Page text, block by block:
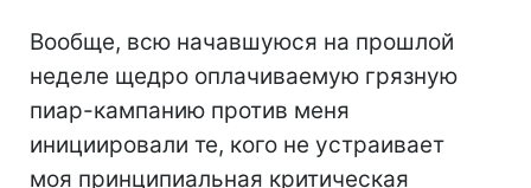
Вообще, всю начавшуюся на прошлой
неделе щедро оплачиваемую грязную
пиар-кампанию против меня
инициировали те, кого не устраивает
моя принципиальная критическая